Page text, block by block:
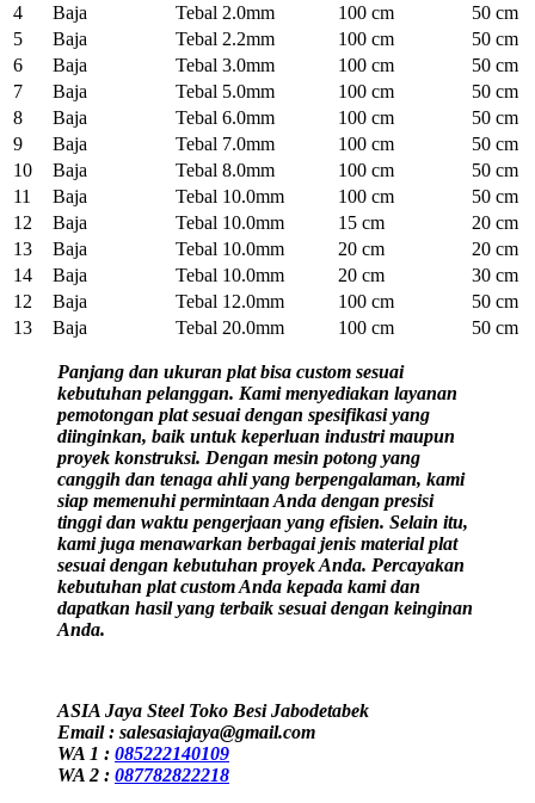
4
Baja Tebal 2.0mm 100 cm
50 cm
5
Baja Tebal 2.2mm 100 cm
50 cm
6
Baja Tebal 3.0mm 100 cm
50 cm
7
Baja Tebal 5.0mm 100 cm
50 cm
8
Baja Tebal 6.0mm 100 cm
50 cm
9
Baja Tebal 7.0mm 100 cm
50 cm
10
Baja Tebal 8.0mm 100 cm
50 cm
11
Baja Tebal 10.0mm 100 cm
50 cm
12
Baja Tebal 10.0mm 15 cm
20 cm
13
Baja Tebal 10.0mm 20 cm
20 cm
14
Baja Tebal 10.0mm 20 cm
30 cm
12
Baja Tebal 12.0mm 100 cm
50 cm
13
Baja Tebal 20.0mm 100 cm 50 cm
Panjang dan ukuran plat bisa custom sesuai
kebutuhan pelanggan. Kami menyediakan layanan
pemotongan plat sesuai dengan spesifikasi yang
diinginkan, baik untuk keperluan industri maupun
proyek konstruksi. Dengan mesin potong yang
canggih dan tenaga ahli yang berpengalaman, kami
siap memenuhi permintaan Anda dengan presisi
tinggi dan waktu pengerjaan yang efisien. Selain itu,
kami juga menawarkan berbagai jenis material plat
sesuai dengan kebutuhan proyek Anda. Percayakan
kebutuhan plat custom Anda kepada kami dan
dapatkan hasil yang terbaik sesuai dengan keinginan
Anda.
ASIA Jaya Steel Toko Besi Jabodetabek
Email : salesasiajaya@gmail.com
WA 1 : 085222140109
WA 2 : 087782822218